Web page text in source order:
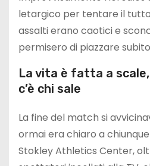
letargico per tentare il
assalti erano caotici e
permisero di piazzare
La vita è fatta a scale,
c’è chi sale
La fine del match si
ormai era chiaro a
Stokley Athletics Center,